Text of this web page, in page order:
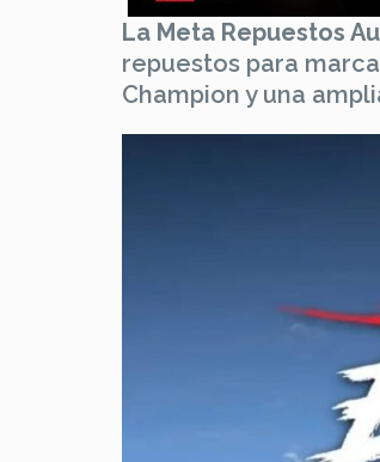
La Meta Repuestos
repuestos para
Champion y una